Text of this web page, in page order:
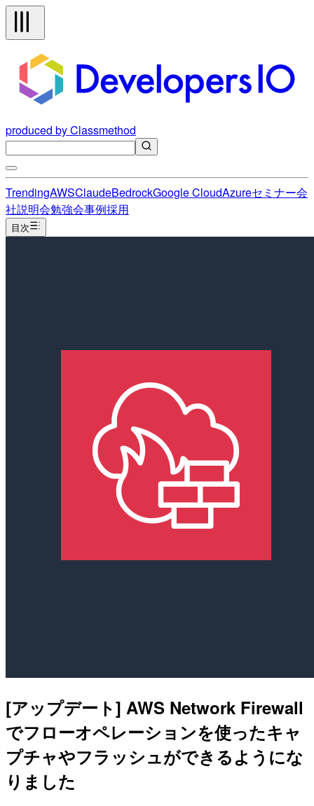
produced by Classmethod
TrendingAWSClaudeBedrockGoogle CloudAzureセミナー会
社説明会勉強会事例採用
目次
[アップデート] AWS Network Firewall
でフローオペレーションを使ったキャ
プチャやフラッシュができるようにな
りました